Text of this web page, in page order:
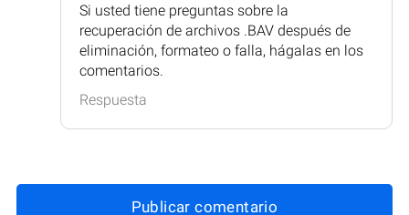
Si usted tiene preguntas sobre la
recuperación de archivos .BAV después de
eliminación, formateo o falla, hágalas en los
comentarios.
Respuesta
Publicar comentario